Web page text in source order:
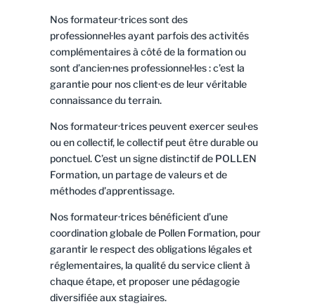
Nos formateur·trices sont des
professionnel·les ayant parfois des activités
complémentaires à côté de la formation ou
sont d’ancien·nes professionnel·les : c’est la
garantie pour nos client·es de leur véritable
connaissance du terrain.
Nos formateur·trices peuvent exercer seul·es
ou en collectif, le collectif peut être durable ou
ponctuel. C’est un signe distinctif de POLLEN
Formation, un partage de valeurs et de
méthodes d’apprentissage.
Nos formateur·trices bénéficient d’une
coordination globale de Pollen Formation, pour
garantir le respect des obligations légales et
réglementaires, la qualité du service client à
chaque étape, et proposer une pédagogie
diversifiée aux stagiaires.